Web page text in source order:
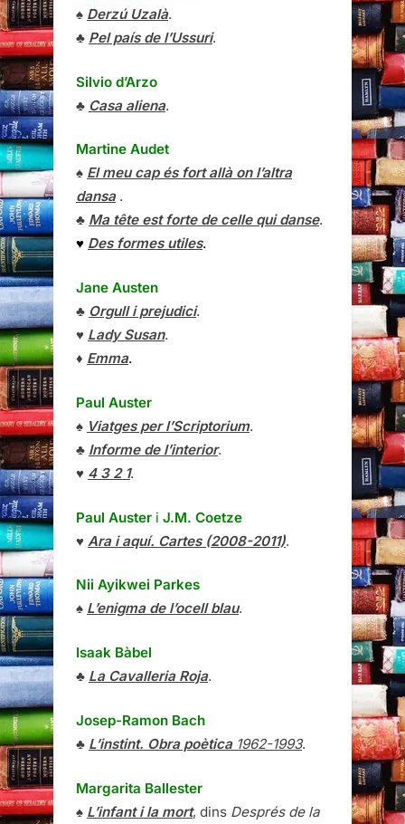
♠ Derzú Uzalà.
♣ Pel país de l’Ussuri.
Silvio d’Arzo
♣ Casa aliena.
Martine Audet
♠ El meu cap és fort allà on l’altra
dansa.
♣ Ma tête est forte de celle qui danse.
♥ Des formes utiles.
Jane Austen
♣ Orgull i prejudici.
♥ Lady Susan.
♦ Emma.
Paul Auster
♠ Viatges per l’Scriptorium.
♣ Informe de l’interior.
♥ 4 3 2 1.
Paul Auster i J.M. Coetze
♥ Ara i aquí. Cartes (2008-2011).
Nii Ayikwei Parkes
♠ L’enigma de l’ocell blau.
Isaak Bàbel
♣ La Cavalleria Roja.
Josep-Ramon Bach
♣ L’instint. Obra poètica1962-1993.
Margarita Ballester
♠ L’infant i la mort, dins Després de la